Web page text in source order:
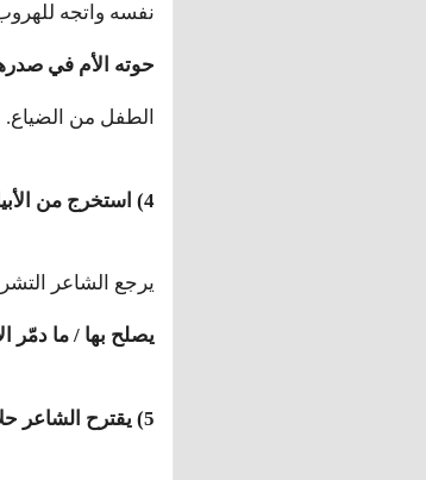
نفسه واتجه
حوته الأم في
الطفل من الضياع.
4) استخرج من الأبيات تفسير الشاعر لأسباب ظاهرة التشرد.
يرجع الشاعر
يصلح بها / ما دمّر
5) يقترح الشاعر حلا بالتمسك بالحِرف والعمل الصالح. وضّح ذلك.